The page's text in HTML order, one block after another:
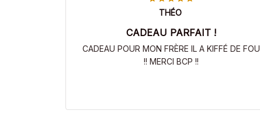
THÉO
CADEAU PARFAIT !
CADEAU POUR MON FRÈRE IL A KIFFÉ DE FOU
!! MERCI BCP !!